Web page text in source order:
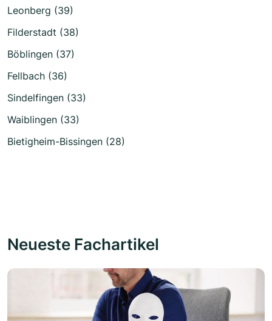
Leonberg (39)
Filderstadt (38)
Böblingen (37)
Fellbach (36)
Sindelfingen (33)
Waiblingen (33)
Bietigheim-Bissingen (28)
Neueste Fachartikel